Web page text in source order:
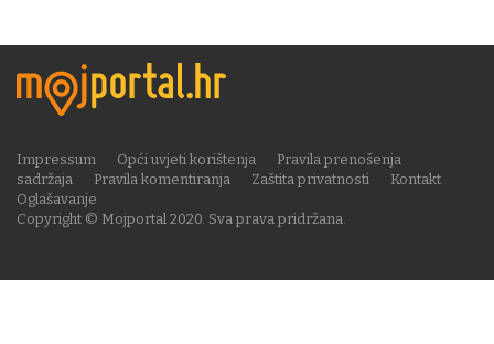
Copyright © Mojportal 2020. Sva prava pridržana.
Impressum Opći uvjeti korištenja
Pravila prenošenja
sadržaja
Pravila komentiranja Zaštita privatnosti
Kontakt
Oglašavanje